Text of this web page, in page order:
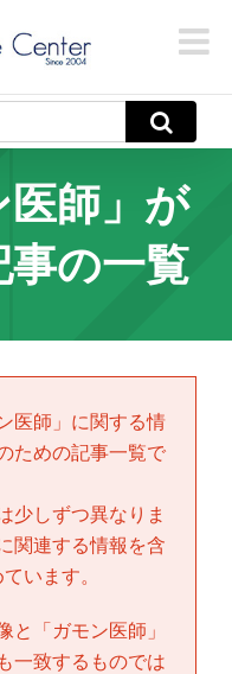
師」が
の一覧
医師 」に関する情
ための記事一覧で
少しずつ異なりま
関連する情報を含
います。
と「 ガモン医師 」
一致するものでは